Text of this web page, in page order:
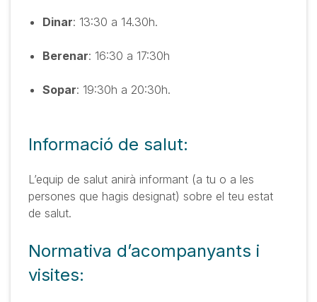
Dinar: 13:30 a 14.30h.
Berenar: 16:30 a 17:30h
Sopar: 19:30h a 20:30h.
Informació de salut:
L’equip de salut anirà informant (a tu o a les
persones que hagis designat) sobre el teu estat
de salut.
Normativa d’acompanyants i
visites: